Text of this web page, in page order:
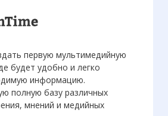
первую мультимедийную
будет удобно и легко
информацию.
полную базу различных
мнений и медийных